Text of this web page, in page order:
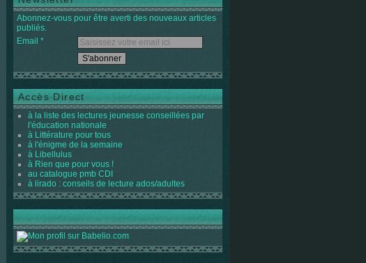
Abonnez-vous pour être averti des nouveaux articles
publiés.
Email
Accès Direct
à la liste des lectures jeunesse conseillées par
l'éducation nationale
à Littérature pour tous
à l'énigme de la semaine
à Libellulus
à Rien que pour vous !
au catalogue pmb CDI
à lirado : conseils de lecture ados/adultes